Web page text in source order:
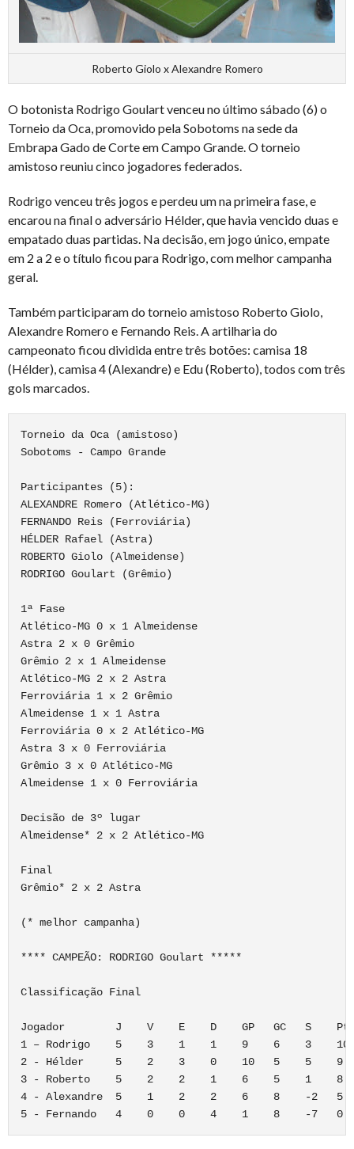
Roberto Giolo x Alexandre Romero
O botonista Rodrigo Goulart venceu no último sábado (6) o
Torneio da Oca, promovido pela Sobotoms na sede da
Embrapa Gado de Corte em Campo Grande. O torneio
amistoso reuniu cinco jogadores federados.
Rodrigo venceu três jogos e perdeu um na primeira fase, e
encarou na final o adversário Hélder, que havia vencido duas e
empatado duas partidas. Na decisão, em jogo único, empate
em 2 a 2 e o título ficou para Rodrigo, com melhor campanha
geral.
Também participaram do torneio amistoso Roberto Giolo,
Alexandre Romero e Fernando Reis. A artilharia do
campeonato ficou dividida entre três botões: camisa 18
(Hélder), camisa 4 (Alexandre) e Edu (Roberto), todos com três
gols marcados.
Torneio da Oca (amistoso)
Sobotoms - Campo Grande
Participantes (5):
ALEXANDRE Romero (Atlético-MG)
FERNANDO Reis (Ferroviária)
HÉLDER Rafael (Astra)
ROBERTO Giolo (Almeidense)
RODRIGO Goulart (Grêmio)
1ª Fase
Atlético-MG 0 x 1 Almeidense
Astra 2 x 0 Grêmio
Grêmio 2 x 1 Almeidense
Atlético-MG 2 x 2 Astra
Ferroviária 1 x 2 Grêmio
Almeidense 1 x 1 Astra
Ferroviária 0 x 2 Atlético-MG
Astra 3 x 0 Ferroviária
Grêmio 3 x 0 Atlético-MG
Almeidense 1 x 0 Ferroviária
Decisão de 3º lugar
Almeidense* 2 x 2 Atlético-MG
Final
Grêmio* 2 x 2 Astra
(* melhor campanha)
**** CAMPEÃO: RODRIGO Goulart *****
Classificação Final
Jogador        J    V    E    D    GP   GC   S
1 – Rodrigo    5    3    1    1    9    6    3    10
2 - Hélder     5    2    3    0    10   5    5    9
3 - Roberto    5    2    2    1    6    5    1    8
4 - Alexandre  5    1    2    2    6    8    -2   5